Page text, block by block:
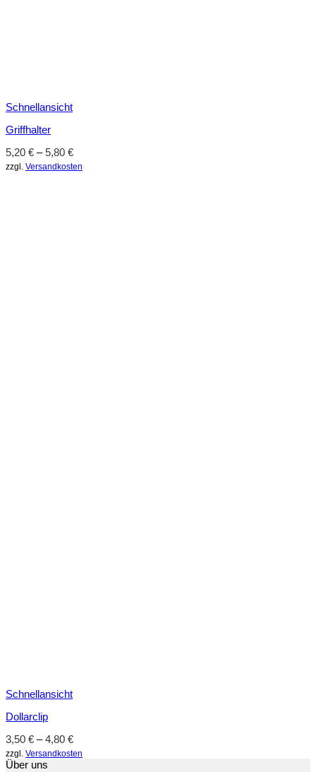
Schnellansicht
Griffhalter
5,20 € –5,80 €
zzgl. Versandkosten
Schnellansicht
Dollarclip
3,50 € –4,80 €
zzgl. Versandkosten
Über uns